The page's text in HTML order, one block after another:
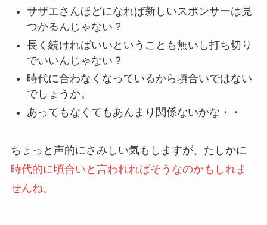
サザエさんほどになれば新しいスポンサーは見
つかるんじゃない？
長く続ければいいということも無いし打ち切り
でいいんじゃない？
時代に合わなくなっているから頃合いではない
でしょうか。
あってもなくてもあんまり関係ないかな・・
ちょっと声的にさみしい気もしますが、たしかに
時代的に頃合いと言われればそうなのかもしれま
せんね。